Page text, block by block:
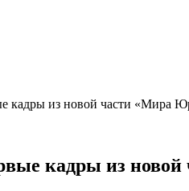
кадры из новой части «Мира
кадры из